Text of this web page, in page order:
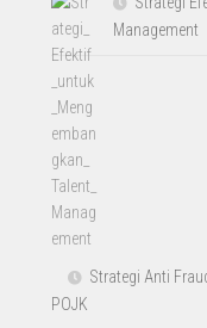
Management
Strategi Anti
POJK